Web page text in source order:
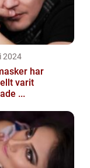
2024
har
varit
...